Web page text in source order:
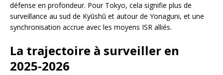
défense en profondeur. Pour Tokyo, cela signifie plus de
surveillance au sud de Kyūshū et autour de Yonaguni, et une
synchronisation accrue avec les moyens ISR alliés.
La trajectoire à surveiller en
2025-2026